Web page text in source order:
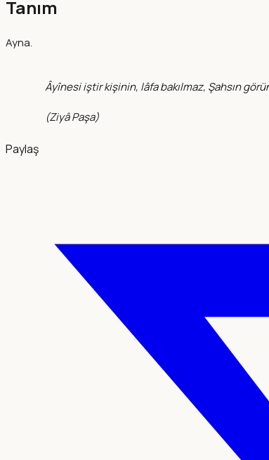
Tanım
Ayna.
Âyînesi iştir kişinin, lâfa bakılmaz, Şahsın
(Ziyâ Paşa)
Paylaş